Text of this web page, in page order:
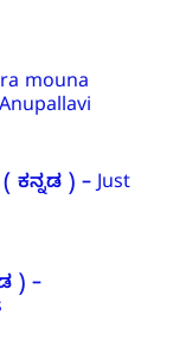
mouna
ಕನ್ನಡ ) – Just
) –